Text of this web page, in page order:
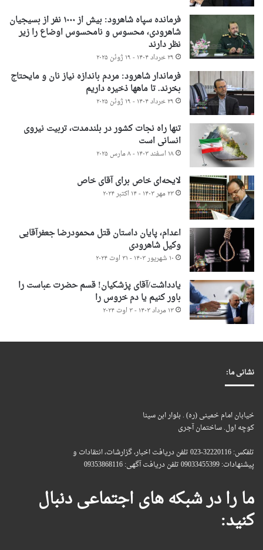
فرمانده سپاه شاهرود: بیش از ۱۰۰۰ نفر از بسیجیان
شاهرودی، محسوس و نامحسوس اوضاع را زیر
نظر دارند
۲۹ خرداد ۱۴۰۴ - ۱۹ ژوئن ۲۰۲۵
فرماندار شاهرود: مردم باندازه نیاز نان و مایحتاج
بخرند. تا ماهها ذخیره داریم
۲۹ خرداد ۱۴۰۴ - ۱۹ ژوئن ۲۰۲۵
تنها راه نجات کشور در بلندمدت، تربیت نیروی
انسانی است
۱۸ اسفند ۱۴۰۳ - ۸ مارس ۲۰۲۵
لایحه‌ای خاص برای آقای خاص
۲۳ مهر ۱۴۰۳ - ۱۴ اکتبر ۲۰۲۴
اعدام، پایان داستان قتل محمودرضا جعفرآقایی
وکیل شاهرودی
۱۰ شهریور ۱۴۰۳ - ۳۱ اوت ۲۰۲۴
یادداشت/آقای پزشکیان! قسم حضرت عباست را
باور کنیم یا دم خروس را
۱۳ مرداد ۱۴۰۳ - ۳ اوت ۲۰۲۴
نشانی ما:
خیابان امام خمینی (ره) . بلوار ابن سینا
کوچه اول. ساختمان آجری
تلفکس: 32220116-023 تلفن دریافت اخبار، گزارشات، انتقادات و
پیشنهادات: 09033455399 تلفن دریافت آگهی: 09353868116
ما را در شبکه های اجتماعی دنبال
کنید: